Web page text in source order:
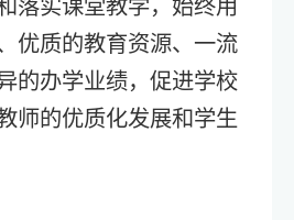
落实课堂教学，始终用
优质的教育资源、一流
的办学业绩，促进学校
师的优质化发展和学生